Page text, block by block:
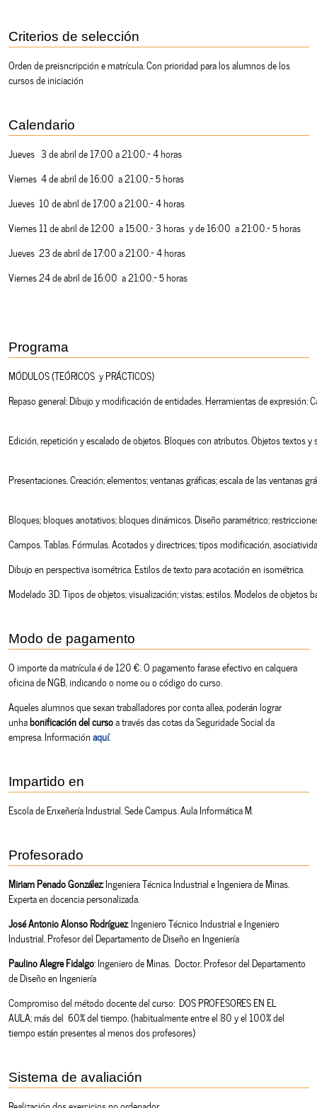
Criterios de selección
Orden de preisncripción e matrícula. Con prioridad para los alumnos de los
cursos de iniciación
Calendario
Jueves 3 de abril de 17:00 a 21:00.- 4 horas
Viernes 4 de abril de 16:00 a 21:00.- 5 horas
Jueves 10 de abril de 17:00 a 21:00.- 4 horas
Viernes 11 de abril de 12:00 a 15:00.- 3 horas y de 16:00 a 21:00.- 5 horas
Jueves 23 de abril de 17:00 a 21:00.- 4 horas
Viernes 24 de abril de 16:00 a 21:00.- 5 horas
Programa
MÓDULOS (TEÓRICOS  y PRÁCTICOS)
Repaso general: Dibujo y modificación de entidades. Herramientas de expresión:
Edición, repetición y escalado de objetos. Bloques con atributos. Objetos textos
Presentaciones. Creación; elementos; ventanas gráficas; escala de las
Bloques; bloques anotativos; bloques dinámicos. Diseño paramétrico;
Campos. Tablas. Fórmulas. Acotados y directrices; tipos modificación,
Dibujo en perspectiva isométrica. Estilos de texto para acotación en isométrica.
Modelado 3D. Tipos de objetos; visualización; vistas; estilos. Modelos de objetos
Modo de pagamento
O importe da matrícula é de 120 €. O pagamento farase efectivo en calquera
oficina de NGB, indicando o nome ou o código do curso.
Aqueles alumnos que sexan traballadores por conta allea, poderán lograr
unhabonificación del cursoa través das cotas da Seguridade Social da
empresa. Informaciónaquí.
Impartido en
Escola de Enxeñería Industrial. Sede Campus. Aula Informática M.
Profesorado
Miriam Penado González:Ingeniera Técnica Industrial e Ingeniera de Minas.
Experta en docencia personalizada.
José Antonio Alonso Rodríguez: Ingeniero Técnico Industrial e Ingeniero
Industrial. Profesor del Departamento de Diseño en Ingeniería
Paulino Alegre Fidalgo: Ingeniero de Minas. Doctor. Profesor del Departamento
de Diseño en Ingeniería
Compromiso del método docente del curso: DOS PROFESORES EN EL
AULA; más del 60% del tiempo. (habitualmente entre el 80 y el 100% del
tiempo están presentes al menos dos profesores)
Sistema de avaliación